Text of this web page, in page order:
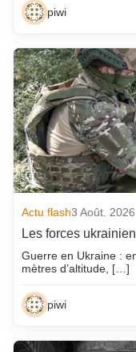
piwi
Actu flash3 Août. 2026
Les forces
Guerre en Ukraine :
mètres d’altitude, […]
piwi